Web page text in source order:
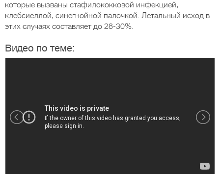
которые вызваны стафилококковой инфекцией,
клебсиеллой, синегнойной палочкой. Летальный исход в
этих случаях составляет до 28-30%.
Видео по теме: